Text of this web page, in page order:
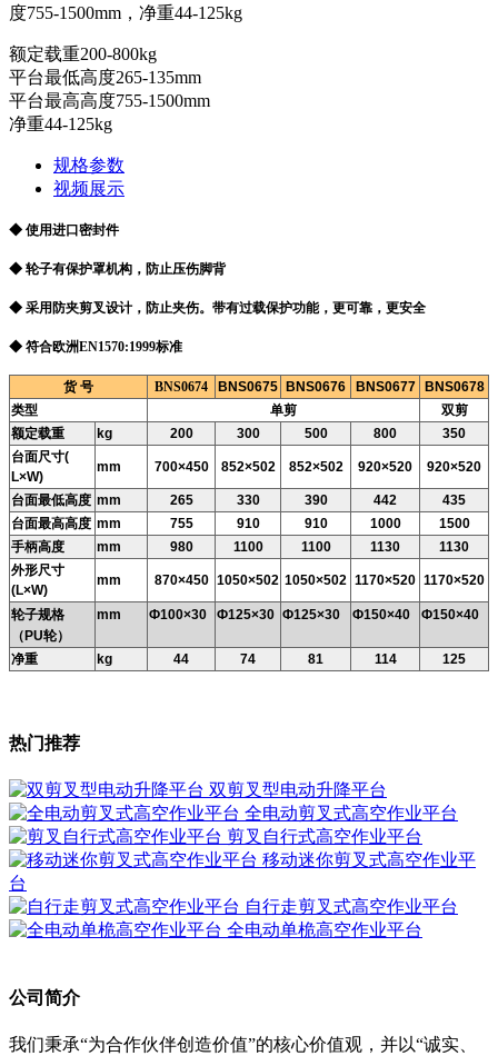
度755-1500mm，净重44-125kg
额定载重200-800kg
平台最低高度265-135mm
平台最高高度755-1500mm
净重44-125kg
规格参数
视频展示
◆ 使用进口密封件
◆ 轮子有保护罩机构，防止压伤脚背
◆ 采用防夹剪叉设计，防止夹伤。带有过载保护功能，更可靠，更安全
◆ 符合欧洲EN1570:1999标准
货 号 BNS0674 BNS0675 BNS0676 BNS0677
BNS0678
类型
单剪
双剪
额定载重
kg 200 300 500 800
350
台面尺寸(
L×W)
mm 700×450 852×502 852×502 920×520 920×520
台面最低高度 mm 265 330 390 442
435
台面最高高度 mm 755 910 910 1000
1500
手柄高度
mm 980 1100 1100 1130
1130
外形尺寸
(L×W)
mm 870×450 1050×502 1050×502 1170×520 1170×520
轮子规格
（PU轮）
mm Ф100×30 Ф125×30 Ф125×30 Ф150×40 Ф150×40
净重 kg 44 74 81 114 125
热门推荐
双剪叉型电动升降平台
全电动剪叉式高空作业平台
剪叉自行式高空作业平台
移动迷你剪叉式高空作业平
台
自行走剪叉式高空作业平台
全电动单桅高空作业平台
公司简介
我们秉承“为合作伙伴创造价值”的核心价值观，并以“诚实、